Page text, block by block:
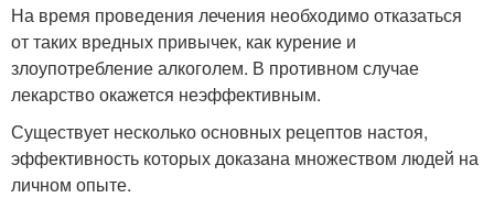
На время проведения лечения необходимо отказаться
от таких вредных привычек, как курение и
злоупотребление алкоголем. В противном случае
лекарство окажется неэффективным.
Существует несколько основных рецептов настоя,
эффективность которых доказана множеством людей на
личном опыте.